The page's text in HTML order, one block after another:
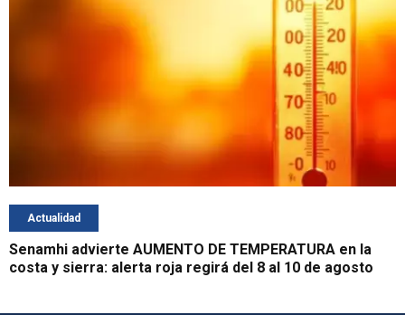
Actualidad
Senamhi advierte AUMENTO DE TEMPERATURA en la
costa y sierra: alerta roja regirá del 8 al 10 de agosto